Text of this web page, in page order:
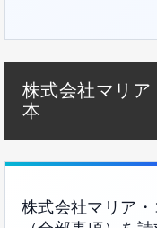
株式会社マリア
本
株式会社マリア